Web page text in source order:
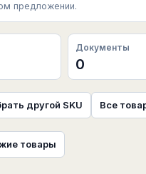
предложении.
Документы
0
другой SKU Все
товары